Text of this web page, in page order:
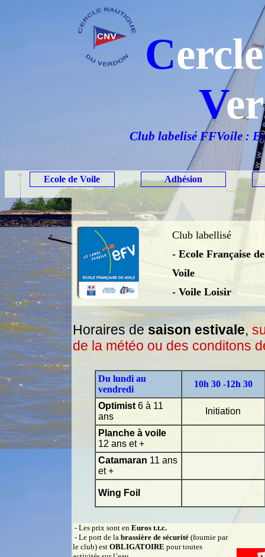
C
V
Club labeliséFFVoile :
Ecole de Voile Adhésion
Club labellisé
- Ecole Française de
Voile
- Voile Loisir
Horaires desaison estivale,
de la météo ou des conditons
Du lundi au
vendredi
10h 30 -12h 30
Optimist6 à 11
ans
Initiation
Planche à voile
12 ans et +
Catamaran 11 ans
et +
Wing Foil
- Les prix sont en Euros t.t.c.
- Le port de la brassière de sécurité (fournie par
le club) est OBLIGATOIRE pour toutes